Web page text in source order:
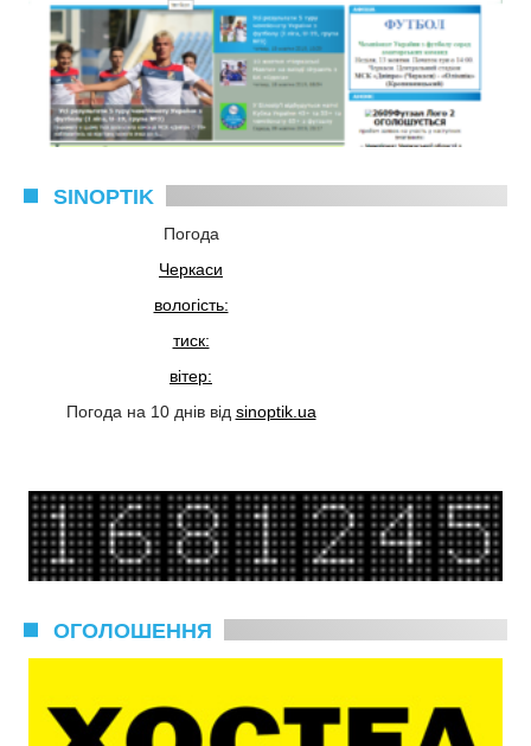
SINOPTIK
Погода
Черкаси
вологість:
тиск:
вітер:
Погода на 10 днів від sinoptik.ua
ОГОЛОШЕННЯ